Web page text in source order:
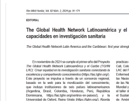
Pathfinder Colombia
Pathfinder Honduras
Pathfinder Republica Dominicana
Mapa Interactivo